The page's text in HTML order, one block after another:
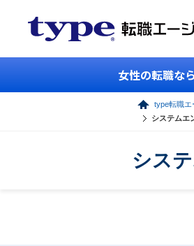
女性の転職なら
type転職エ
システムエ
シス